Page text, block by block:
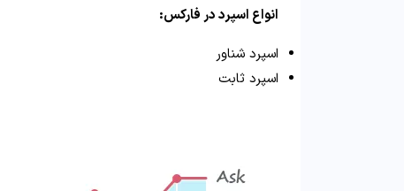
انواع اسپرد در فارکس:
اسپرد شناور
اسپرد ثابت